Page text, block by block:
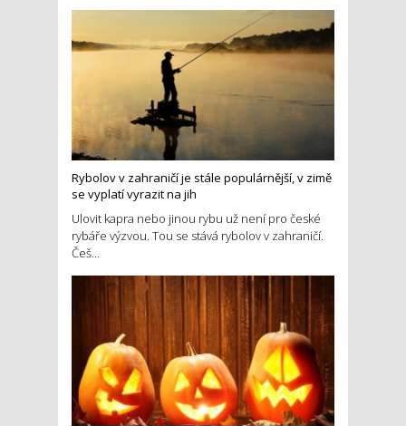
Rybolov v zahraničí je stále populárnější, v zimě
se vyplatí vyrazit na jih
Ulovit kapra nebo jinou rybu už není pro české
rybáře výzvou. Tou se stává rybolov v zahraničí.
Češ...